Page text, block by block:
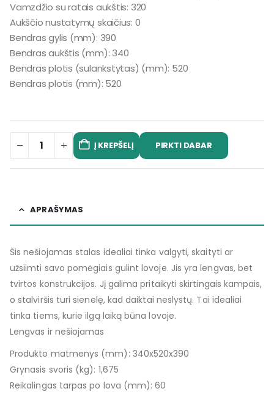
Vamzdžio su ratais aukštis: 320
Aukščio nustatymų skaičius: 0
Bendras gylis (mm): 390
Bendras aukštis (mm): 340
Bendras plotis (sulankstytas) (mm): 520
Bendras plotis (mm): 520
Į KREPŠELĮ PIRKTI DABAR
APRAŠYMAS
Šis nešiojamas stalas idealiai tinka valgyti, skaityti ar
užsiimti savo pomėgiais gulint lovoje. Jis yra lengvas, bet
tvirtos konstrukcijos. Jį galima pritaikyti skirtingais kampais,
o stalviršis turi sienelę, kad daiktai neslystų. Tai idealiai
tinka tiems, kurie ilgą laiką būna lovoje.
Lengvas ir nešiojamas
Produkto matmenys (mm): 340x520x390
Grynasis svoris (kg): 1,675
Reikalingas tarpas po lova (mm): 60